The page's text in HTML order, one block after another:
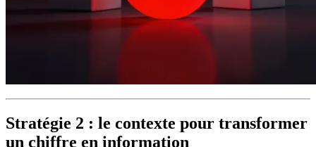
Stratégie 2 : le contexte pour transformer
un chiffre en information